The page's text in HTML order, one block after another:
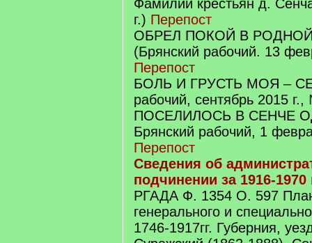
Фамилии крестьян д.
г.) Перепост
ОБРЕЛ ПОКОЙ В
(Брянский рабочий. 13
Перепост
БОЛЬ И ГРУСТЬ МОЯ –
рабочий, сентябрь 2015
ПОСЕЛИЛОСЬ В СЕНЧЕ
Брянский рабочий, 1
Перепост
Сведения об
подчинении за 1916-
РГАДА Ф. 1354 О. 597
генерального и
1746-1917гг. Губерния,